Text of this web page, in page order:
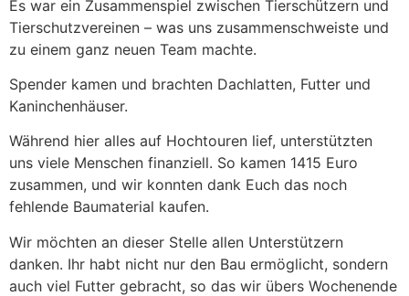
Es war ein Zusammenspiel zwischen Tierschützern und
Tierschutzvereinen – was uns zusammenschweiste und
zu einem ganz neuen Team machte.
Spender kamen und brachten Dachlatten, Futter und
Kaninchenhäuser.
Während hier alles auf Hochtouren lief, unterstützten
uns viele Menschen finanziell. So kamen 1415 Euro
zusammen, und wir konnten dank Euch das noch
fehlende Baumaterial kaufen.
Wir möchten an dieser Stelle allen Unterstützern
danken. Ihr habt nicht nur den Bau ermöglicht, sondern
auch viel Futter gebracht, so das wir übers Wochenende